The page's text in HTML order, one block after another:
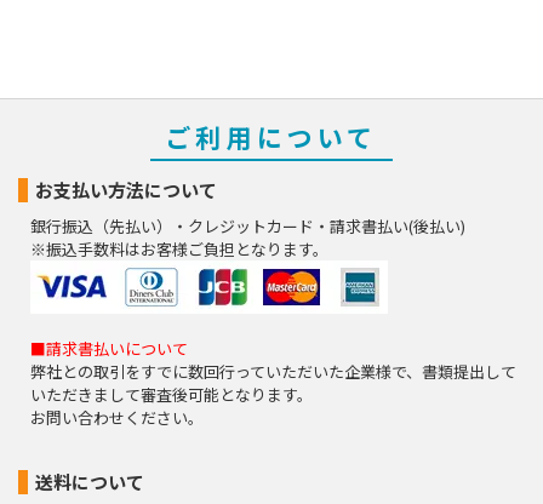
ご利用について
お支払い方法について
銀行振込（先払い）・クレジットカード・請求書払い(後払い)
※振込手数料はお客様ご負担となります。
■請求書払いについて
弊社との取引をすでに数回行っていただいた企業様で、書類提出して
いただきまして審査後可能となります。
お問い合わせください。
送料について